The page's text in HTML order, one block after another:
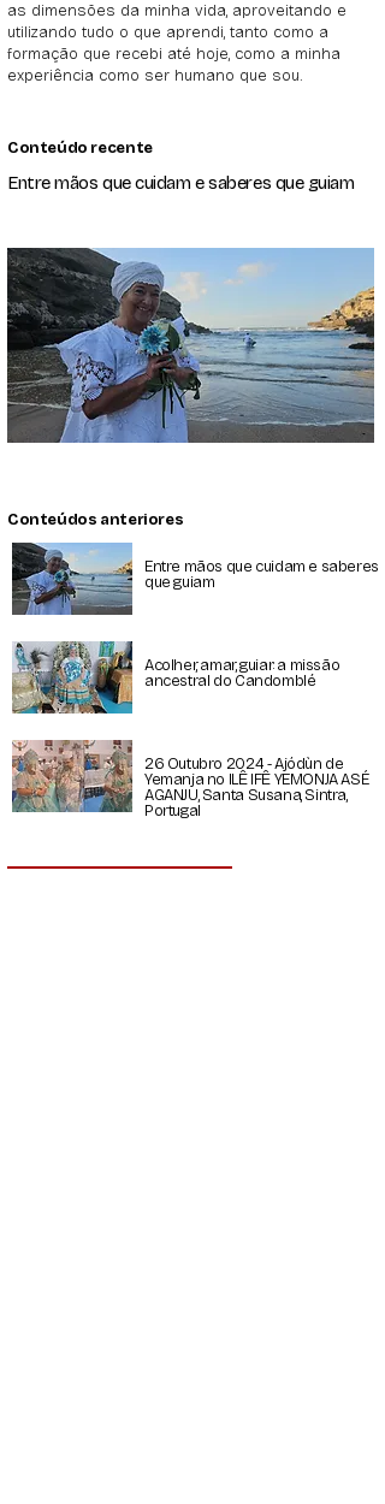
as dimensões da minha vida, aproveitando e
utilizando tudo o que aprendi, tanto como a
formação que recebi até hoje, como a minha
experiência como ser humano que sou.
Conteúdo recente
Entre mãos que cuidam e saberes que guiam
Conteúdos anteriores
Entre mãos que cuidam e saberes
que guiam
Acolher, amar, guiar: a missão
ancestral do Candomblé
26 Outubro 2024 - Ajódùn de
Yemanja no ILÊ IFÊ YEMONJA ASÉ
AGANJU, Santa Susana, Sintra,
Portugal